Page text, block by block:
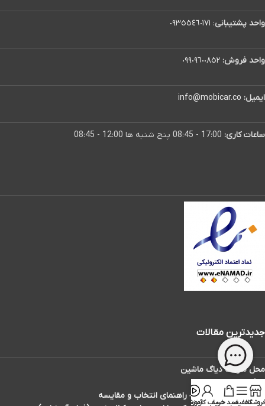
واحد پشتیبانی: ٠٩٣٥٥٤٦٠١٧١
واحد فروش: ٠٩٩٠٩٦٠٠٨٥٢
ایمیل: info@mobicar.co
ساعات کاری:
جدیدترین مقالات
محل سوکت دیاگ ماشین
دیاگ تاکسی دارها
بهترین دیاگ ماشین – راهنمای انتخاب و مقایسه
فروشگاهتخفیفسبد خریدحساب کاربری
آموزش